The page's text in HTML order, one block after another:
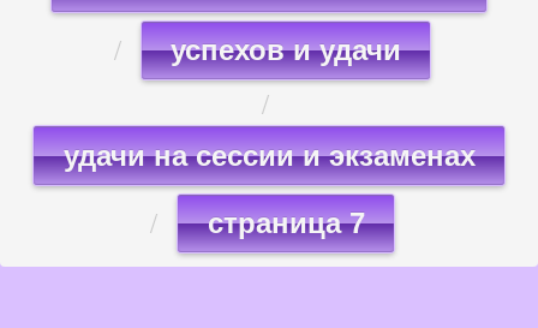
успехов и удачи
удачи на сессии и экзаменах
страница 7